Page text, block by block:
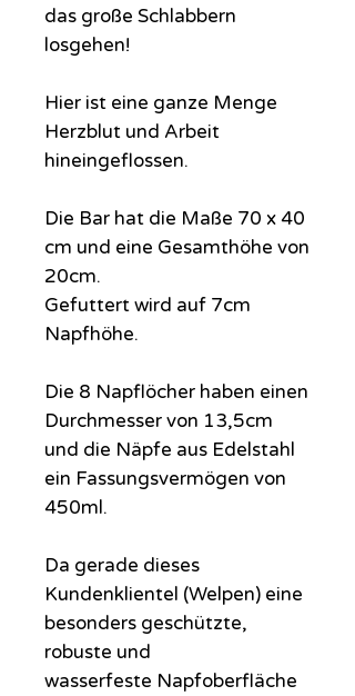
das große Schlabbern
losgehen!
Hier ist eine ganze Menge
Herzblut und Arbeit
hineingeflossen.
Die Bar hat die Maße 70 x 40
cm und eine Gesamthöhe von
20cm.
Gefuttert wird auf 7cm
Napfhöhe.
Die 8 Napflöcher haben einen
Durchmesser von 13,5cm
und die Näpfe aus Edelstahl
ein Fassungsvermögen von
450ml.
Da gerade dieses
Kundenklientel (Welpen) eine
besonders geschützte,
robuste und
wasserfeste Napfoberfläche